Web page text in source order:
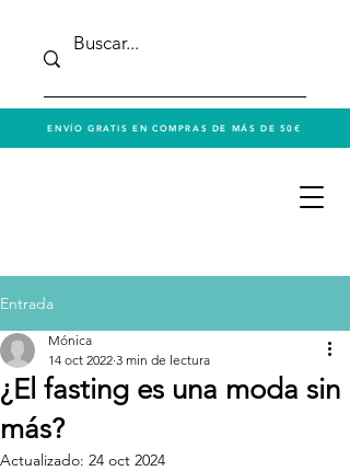
ENVÍO GRATIS EN COMPRAS DE MÁS DE 50€
Entrada
¿El fasting es una moda sin
más?
Mónica
14 oct 2022 3 min de lectura
Actualizado: 24 oct 2024